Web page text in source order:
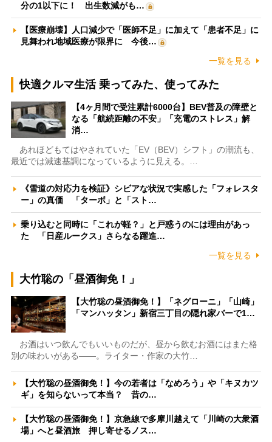
分の1以下に！ 出生数減がも…
【医療崩壊】人口減少で「医師不足」に加えて「患者不足」に
見舞われ地域医療が限界に 今後…
一覧を見る
快適クルマ生活 乗ってみた、使ってみた
【4ヶ月間で受注累計6000台】BEV普及の障壁と
なる「航続距離の不安」「充電のストレス」解
消…
あれほどもてはやされていた「EV（BEV）シフト」の潮流も、
最近では減速基調になっているように見える。…
《雪道の対応力を検証》シビアな状況で実感した「フォレスタ
ー」の真価 「ターボ」と「スト…
乗り込むと同時に「これが軽？」と戸惑うのには理由があっ
た 「日産ルークス」さらなる躍進…
一覧を見る
大竹聡の「昼酒御免！」
【大竹聡の昼酒御免！】「ネグローニ」「山崎」
「マンハッタン」新宿三丁目の隠れ家バーで1…
お酒はいつ飲んでもいいものだが、昼から飲むお酒にはまた格
別の味わいがある――。ライター・作家の大竹…
【大竹聡の昼酒御免！】今の若者は「なめろう」や「キヌカツ
ギ」を知らないって本当？ 昔の…
【大竹聡の昼酒御免！】京急線で多摩川越えて「川崎の大衆酒
場」へと昼酒旅 押し寄せるノス…